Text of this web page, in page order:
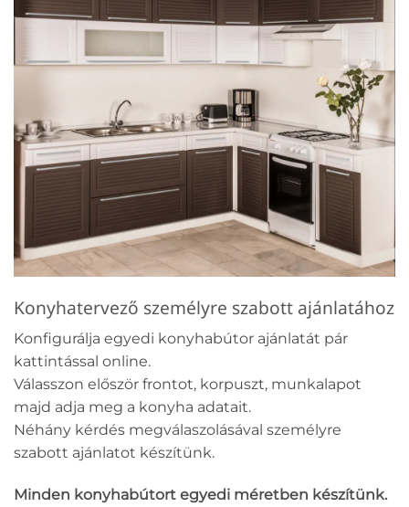
Konyhatervező személyre szabott ajánlatához
Konfigurálja egyedi konyhabútor ajánlatát pár
kattintással online.
Válasszon először frontot, korpuszt, munkalapot
majd adja meg a konyha adatait.
Néhány kérdés megválaszolásával személyre
szabott ajánlatot készítünk.
Minden konyhabútort egyedi méretben készítünk.